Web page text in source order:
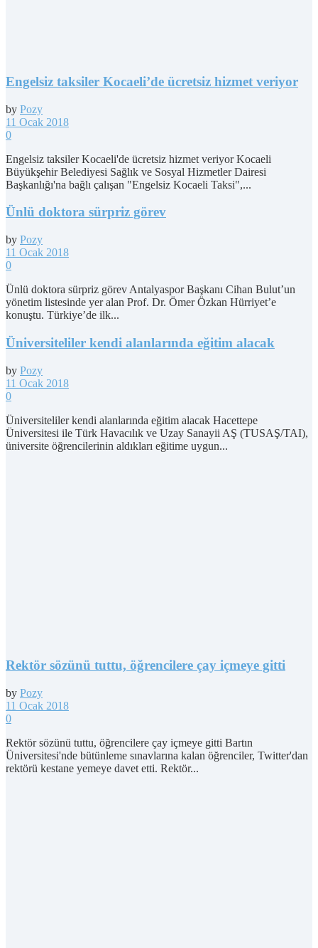
Engelsiz taksiler Kocaeli’de ücretsiz hizmet veriyor
by Pozy
11 Ocak 2018
0
Engelsiz taksiler Kocaeli'de ücretsiz hizmet veriyor Kocaeli
Büyükşehir Belediyesi Sağlık ve Sosyal Hizmetler Dairesi
Başkanlığı'na bağlı çalışan "Engelsiz Kocaeli Taksi",...
Ünlü doktora sürpriz görev
by Pozy
11 Ocak 2018
0
Ünlü doktora sürpriz görev Antalyaspor Başkanı Cihan Bulut’un
yönetim listesinde yer alan Prof. Dr. Ömer Özkan Hürriyet’e
konuştu. Türkiye’de ilk...
Üniversiteliler kendi alanlarında eğitim alacak
by Pozy
11 Ocak 2018
0
Üniversiteliler kendi alanlarında eğitim alacak Hacettepe
Üniversitesi ile Türk Havacılık ve Uzay Sanayii AŞ (TUSAŞ/TAI),
üniversite öğrencilerinin aldıkları eğitime uygun...
Rektör sözünü tuttu, öğrencilere çay içmeye gitti
by Pozy
11 Ocak 2018
0
Rektör sözünü tuttu, öğrencilere çay içmeye gitti Bartın
Üniversitesi'nde bütünleme sınavlarına kalan öğrenciler, Twitter'dan
rektörü kestane yemeye davet etti. Rektör...